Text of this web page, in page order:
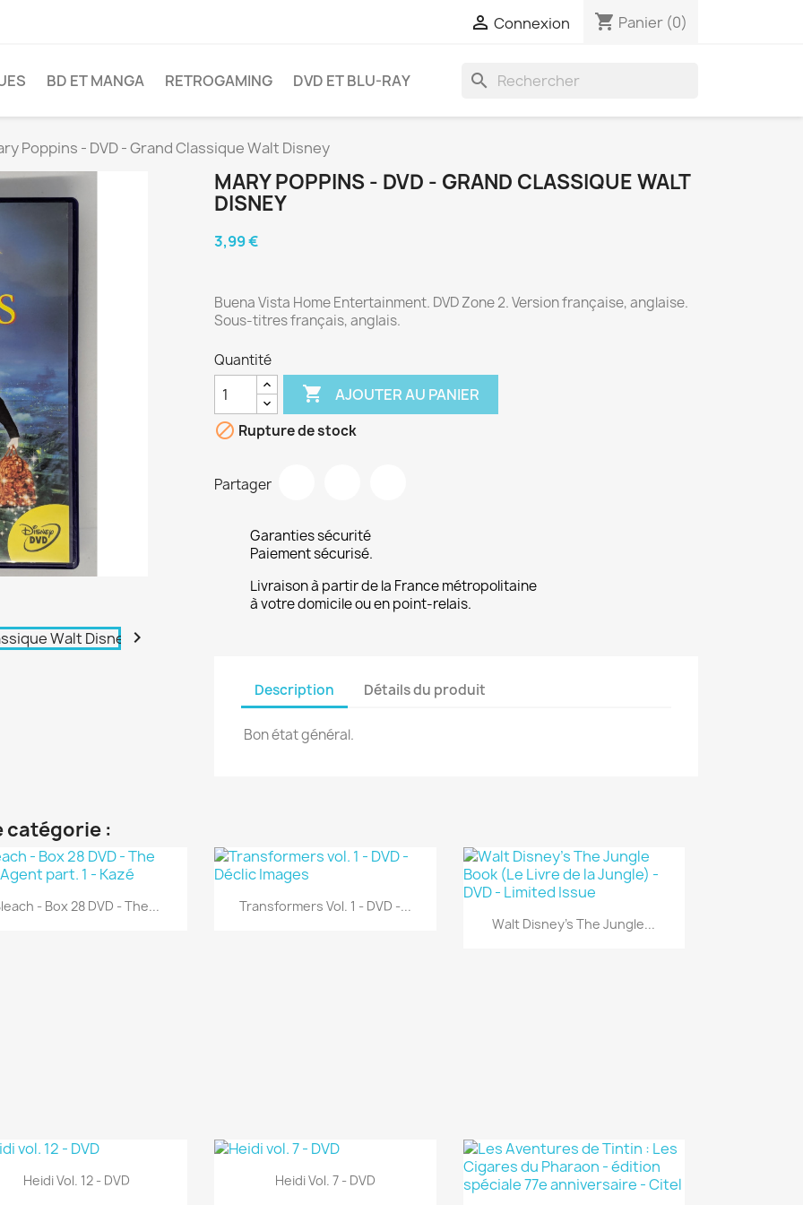
 Connexion shopping_cart Panier (0)
BD ET MANGA RETROGAMING DVD ET BLU-RAY search
Poppins - DVD - Grand Classique Walt Disney

MARY POPPINS - DVD - GRAND CLASSIQUE WALT
DISNEY
3,99 €
Buena Vista Home Entertainment. DVD Zone 2. Version française, anglaise.
Sous-titres français, anglais.
Quantité
 AJOUTER AU PANIER
 Rupture de stock
Partager
Garanties sécurité
Paiement sécurisé.
Livraison à partir de la France métropolitaine
à votre domicile ou en point-relais.
Description Détails du produit
Bon état général.
catégorie :
 Aperçu rapide
- Box 28 DVD - The... Aperçu rapide
Transformers Vol. 1 - DVD -...
Aperçu rapide
Walt Disney's The Jungle...
Aperçu rapide
Heidi Vol. 12 - DVD Aperçu rapide
Heidi Vol. 7 - DVD